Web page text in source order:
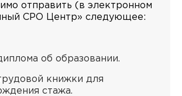
отправить (в электронном
СРО Центр» следующее:
об образовании.
книжки для
стажа.